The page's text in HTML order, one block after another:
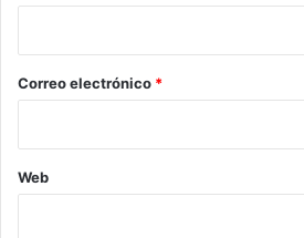
*
Correo electrónico *
Web